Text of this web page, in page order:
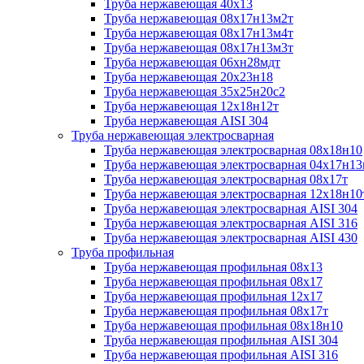
Труба нержавеющая 40х13
Труба нержавеющая 08х17н13м2т
Труба нержавеющая 08х17н13м4т
Труба нержавеющая 08х17н13м3т
Труба нержавеющая 06хн28мдт
Труба нержавеющая 20х23н18
Труба нержавеющая 35х25н20с2
Труба нержавеющая 12х18н12т
Труба нержавеющая AISI 304
Труба нержавеющая электросварная
Труба нержавеющая электросварная 08х18н10
Труба нержавеющая электросварная
Труба нержавеющая электросварная 08х17т
Труба нержавеющая электросварная
Труба нержавеющая электросварная AISI 304
Труба нержавеющая электросварная AISI 316
Труба нержавеющая электросварная AISI 430
Труба профильная
Труба нержавеющая профильная 08х13
Труба нержавеющая профильная 08х17
Труба нержавеющая профильная 12х17
Труба нержавеющая профильная 08х17т
Труба нержавеющая профильная 08х18н10
Труба нержавеющая профильная AISI 304
Труба нержавеющая профильная AISI 316